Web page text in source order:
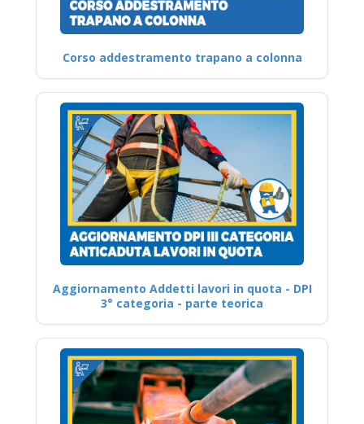
Corso addestramento trapano a colonna
Aggiornamento Addetti lavori in quota - DPI
3° categoria - parte teorica